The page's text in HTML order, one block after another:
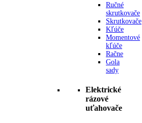
Ručné
skrutkovače
Skrutkovače
Kľúče
Momentové
kľúče
Račne
Gola
sady
Elektrické
rázové
uťahovače